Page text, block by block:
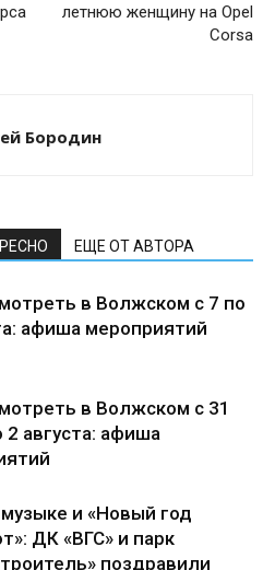
летнюю женщину на Opel
Corsa
Бородин
ЕЩЕ ОТ АВТОРА
в Волжском с 7 по
афиша мероприятий
в Волжском с 31
августа: афиша
и «Новый год
ДК «ВГС» и парк
поздравили